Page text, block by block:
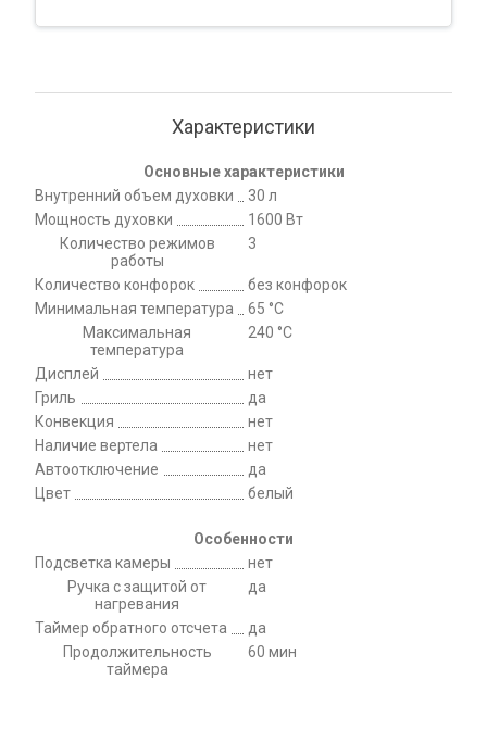
Характеристики
Основные характеристики
Внутренний объем духовки
30 л
Мощность духовки
1600 Вт
Количество режимов
работы
3
Количество конфорок
без конфорок
Минимальная температура
65 °C
Максимальная
температура
240 °C
Дисплей
нет
Гриль
да
Конвекция
нет
Наличие вертела
нет
Автоотключение
да
Цвет
белый
Особенности
Подсветка камеры
нет
Ручка с защитой от
нагревания
да
Таймер обратного отсчета
да
Продолжительность
таймера
60 мин